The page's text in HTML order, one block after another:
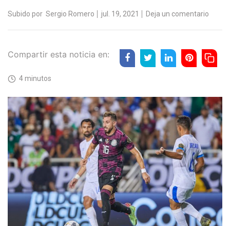
Subido por Sergio Romero jul. 19, 2021 Deja un comentario
Compartir esta noticia en:
4 minutos